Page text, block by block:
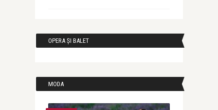
OPERA ȘI BALET
MODA